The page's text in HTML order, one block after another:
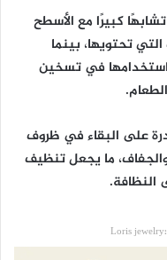
كبيرًا مع الأسطح
تحتويها، بينما
في تسخين
على البقاء في ظروف
ما يجعل تنظيف
النظافة.
Loris